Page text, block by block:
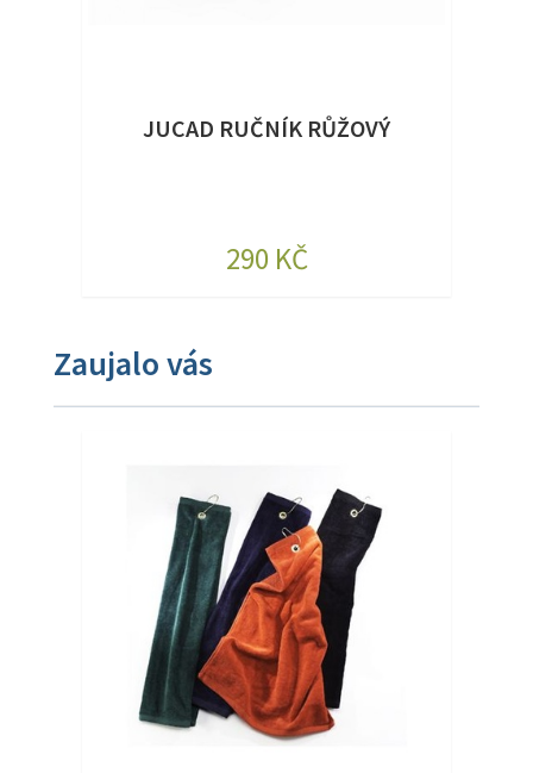
JUCAD RUČNÍK RŮŽOVÝ
290 KČ
Zaujalo vás